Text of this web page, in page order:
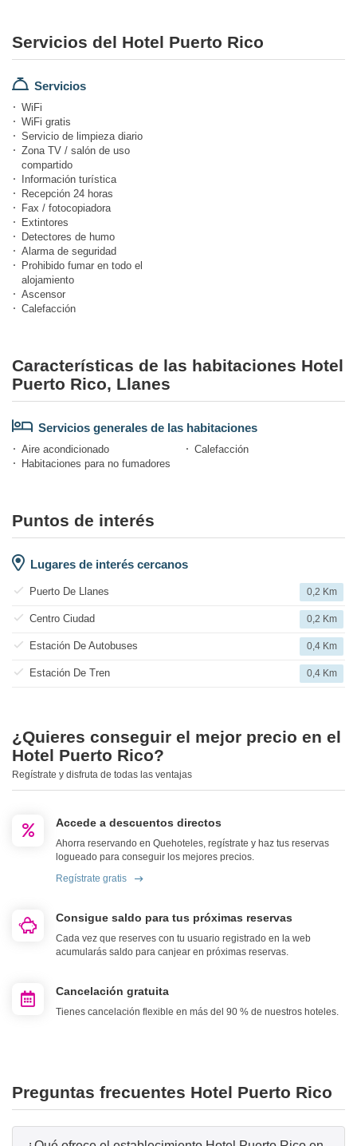
Servicios del Hotel Puerto Rico
Servicios
WiFi
WiFi gratis
Servicio de limpieza diario
Zona TV / salón de uso
compartido
Información turística
Recepción 24 horas
Fax / fotocopiadora
Extintores
Detectores de humo
Alarma de seguridad
Prohibido fumar en todo el
alojamiento
Ascensor
Calefacción
Características de las habitaciones Hotel
Puerto Rico, Llanes
Servicios generales de las habitaciones
Aire acondicionado
Calefacción
Habitaciones para no fumadores
Puntos de interés
Lugares de interés cercanos
Puerto De Llanes 0,2 Km
Centro Ciudad 0,2 Km
Estación De Autobuses 0,4 Km
Estación De Tren 0,4 Km
¿Quieres conseguir el mejor precio en el
Hotel Puerto Rico?
Regístrate y disfruta de todas las ventajas
Accede a descuentos directos
Ahorra reservando en Quehoteles, regístrate y haz tus reservas
logueado para conseguir los mejores precios.
Regístrate gratis
Consigue saldo para tus próximas reservas
Cada vez que reserves con tu usuario registrado en la web
acumularás saldo para canjear en próximas reservas.
Cancelación gratuita
Tienes cancelación flexible en más del 90 % de nuestros hoteles.
Preguntas frecuentes Hotel Puerto Rico